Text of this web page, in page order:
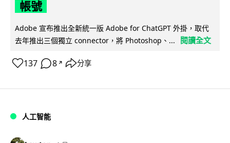
帳號
Adobe 宣布推出全新統一版 Adobe for ChatGPT 外掛，取代
去年推出三個獨立 connector，將 Photoshop、...
閱讀全文
137 8 ↗ 分享
人工智能